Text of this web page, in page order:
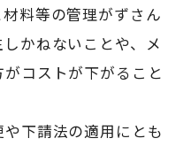
料等の管理がずさん
かねないことや、メ
コストが下がること
下請法の適用にとも